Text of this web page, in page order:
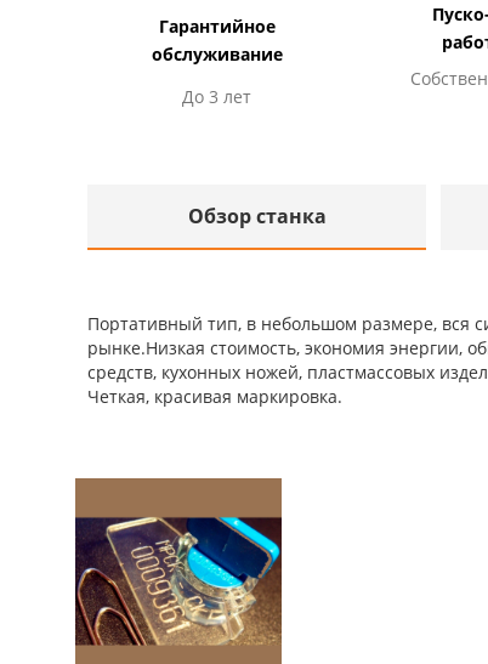
Гарантийное
обслуживание
До 3 лет
Обзор станка
Портативный тип, в небольшом размере, вся
рынке.Низкая стоимость, экономия энергии,
средств, кухонных ножей, пластмассовых
Четкая, красивая маркировка.